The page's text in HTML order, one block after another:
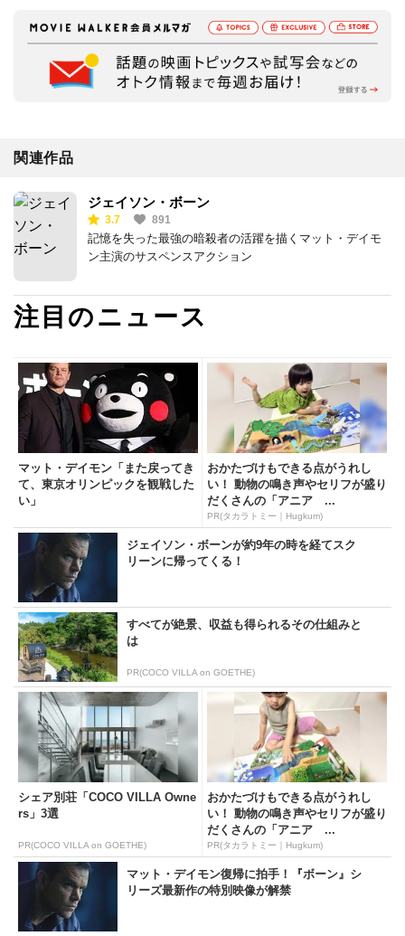
関連作品
ジェイソン・ボーン
3.7 891
記憶を失った最強の暗殺者の活躍を描くマット・デイモ
ン主演のサスペンスアクション
注目のニュース
マット・デイモン「また戻ってき
て、東京オリンピックを観戦した
い」
おかたづけもできる点がうれし
い！ 動物の鳴き声やセリフが盛り
だくさんの「アニア ...
PR(タカラトミー｜Hugkum)
ジェイソン・ボーンが約9年の時を経てスク
リーンに帰ってくる！
すべてが絶景、収益も得られるその仕組みと
は
PR(COCO VILLA on GOETHE)
シェア別荘「COCO VILLA Owne
rs」3選
PR(COCO VILLA on GOETHE)
おかたづけもできる点がうれし
い！ 動物の鳴き声やセリフが盛り
だくさんの「アニア ...
PR(タカラトミー｜Hugkum)
マット・デイモン復帰に拍手！『ボーン』シ
リーズ最新作の特別映像が解禁